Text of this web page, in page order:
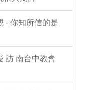
- 你知所信的是
訪 南台中教會